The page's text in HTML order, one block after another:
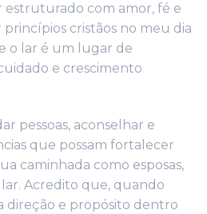
com amor, fé e
princípios cristãos no meu dia
o lar é um lugar de
e crescimento
pessoas, aconselhar e
que possam fortalecer
caminhada como esposas,
Acredito que, quando
direção e propósito dentro